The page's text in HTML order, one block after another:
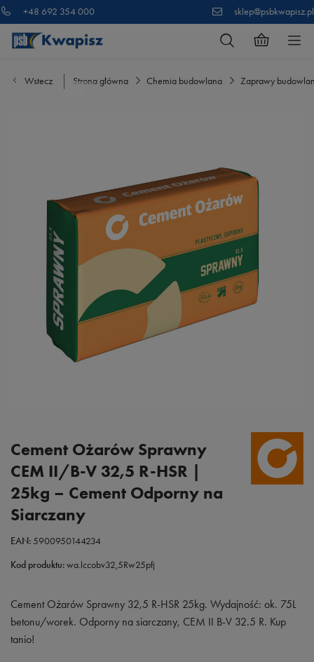
+48 692 354 000 sklep@psbkwapisz.pl
Wstecz Strona główna Chemia budowlana Zaprawy
Cement Ożarów Sprawny
CEM II/B-V 32,5 R-HSR |
25kg – Cement Odporny na
Siarczany
EAN:5900950144234
Kod produktu:wa.lccobv32,5Rw25pfj
Cement Ożarów Sprawny 32,5 R-HSR 25kg. Wydajność: ok. 75L
betonu/worek. Odporny na siarczany, CEM II B-V 32.5 R. Kup
tanio!